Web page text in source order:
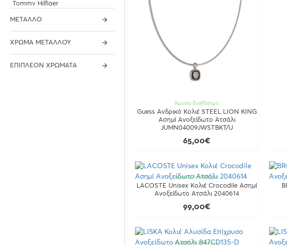
Tommy Hilfiger
ΜΈΤΑΛΛΟ
ΧΡΏΜΑ ΜΕΤΆΛΛΟΥ
ΕΠΙΠΛΈΟΝ ΧΡΏΜΑΤΑ
Άμεσα διαθέσιμο
Guess Ανδρικό Κολιέ STEEL LION KING
Ασημί Ανοξείδωτο Ατσάλι
JUMN04009JWSTBKT/U
65,00€
Άμεσα διαθέσιμο
LACOSTE Unisex Κολιέ Crocodile Ασημί
Ανοξείδωτο Ατσάλι 2040614
99,00€
Άμεσα διαθέσιμο